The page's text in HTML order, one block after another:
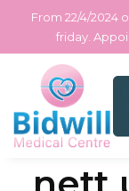
Skip
the
From 22/4/2024
friday.